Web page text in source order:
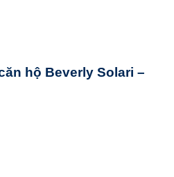
hộ Beverly Solari –